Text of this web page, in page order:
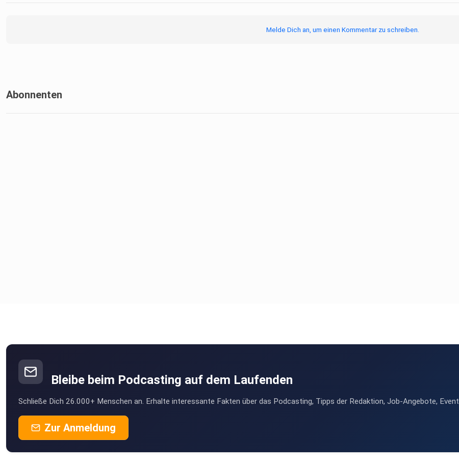
Melde Dich an, um einen Kommentar zu schreiben.
Abonnenten
Bleibe beim Podcasting auf dem Laufenden
Schließe Dich 26.000+ Menschen an. Erhalte interessante Fakten über das Podcasting, Tipps der Redaktion, Job-Angebote,
Zur Anmeldung